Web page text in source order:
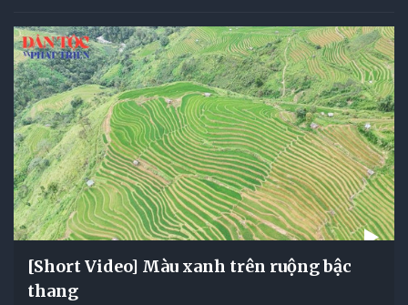
[Short Video] Màu xanh trên ruộng bậc
thang